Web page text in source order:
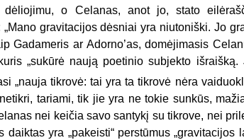
dėliojimu, o Celanas, anot jo, stato
gravitacijos dėsniai yra niutoniški. Jo
Gadameris ar Adorno’as, domėjimasis
„sukūrė naują poetinio subjekto išraišką.
„nauja tikrovė: tai yra ta tikrovė nėra
tariami, tik jie yra ne tokie sunkūs,
nei keičia savo santykį su tikrove, nei
yra „pakeisti“ perstūmus „gravitacijos